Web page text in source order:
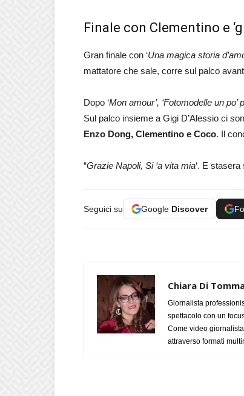
Finale con Clementino e
Gran finale con ‘Una magica storia
mattatore che sale, corre sul palco
Dopo ‘Mon amour’, ‘Fotomodelle un po’
Sul palco insieme a Gigi D’Alessio ci
Enzo Dong, Clementino e Coco. Il
“Grazie Napoli, Si ‘a vita mia‘. E stasera
Seguici su Google Discover
Chiara Di
Giornalista
spettacolo con un
Come video
attraverso formati